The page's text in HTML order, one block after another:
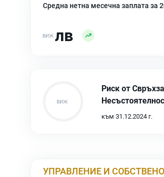
Средна нетна месечна заплата за
лв
Риск от
към 31.12.2024 г.
УПРАВЛЕНИЕ И